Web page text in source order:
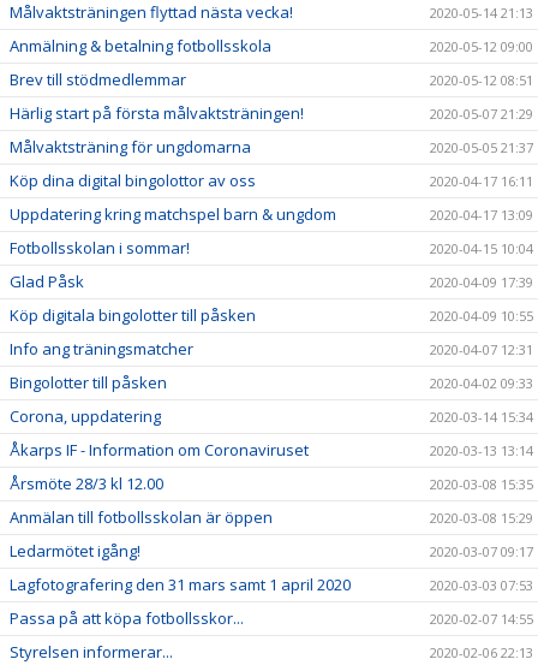
Målvaktsträningen flyttad nästa vecka! 2020-05-14 21:13
Anmälning & betalning fotbollsskola 2020-05-12 09:00
Brev till stödmedlemmar 2020-05-12 08:51
Härlig start på första målvaktsträningen! 2020-05-07 21:29
Målvaktsträning för ungdomarna 2020-05-05 21:37
Köp dina digital bingolottor av oss 2020-04-17 16:11
Uppdatering kring matchspel barn & ungdom 2020-04-17 13:09
Fotbollsskolan i sommar! 2020-04-15 10:04
Glad Påsk 2020-04-09 17:39
Köp digitala bingolotter till påsken 2020-04-09 10:55
Info ang träningsmatcher 2020-04-07 12:31
Bingolotter till påsken 2020-04-02 09:33
Corona, uppdatering 2020-03-14 15:34
Åkarps IF - Information om Coronaviruset 2020-03-13 13:14
Årsmöte 28/3 kl 12.00 2020-03-08 15:35
Anmälan till fotbollsskolan är öppen 2020-03-08 15:29
Ledarmötet igång! 2020-03-07 09:17
Lagfotografering den 31 mars samt 1 april 2020 2020-03-03 07:53
Passa på att köpa fotbollsskor... 2020-02-07 14:55
Styrelsen informerar... 2020-02-06 22:13